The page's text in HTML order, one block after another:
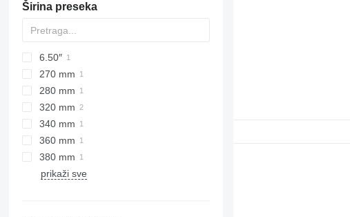
Širina preseka
6.50″
270 mm
280 mm
320 mm
340 mm
360 mm
380 mm
prikaži sve